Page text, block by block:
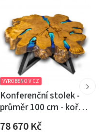
VYROBENO V CZ
Konferenční stolek -
průměr 100 cm - kořen
akátu / epoxidová
pryskyřice
78 670Kč